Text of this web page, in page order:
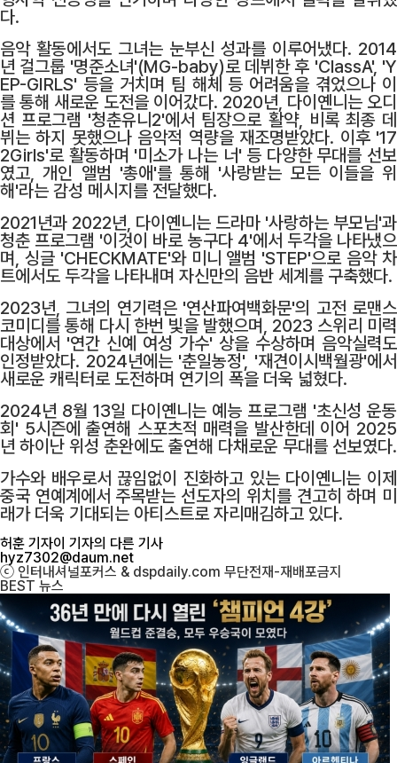
다.
음악 활동에서도 그녀는 눈부신 성과를 이루어냈다. 2014
년 걸그룹 '명준소녀'(MG-baby)로 데뷔한 후 'ClassA', 'Y
EP-GIRLS' 등을 거치며 팀 해체 등 어려움을 겪었으나 이
를 통해 새로운 도전을 이어갔다. 2020년, 다이옌니는 오디
션 프로그램 '청춘유니2'에서 팀장으로 활약, 비록 최종 데
뷔는 하지 못했으나 음악적 역량을 재조명받았다. 이후 '17
2Girls'로 활동하며 '미소가 나는 너' 등 다양한 무대를 선보
였고, 개인 앨범 '총애'를 통해 '사랑받는 모든 이들을 위
해'라는 감성 메시지를 전달했다.
2021년과 2022년, 다이옌니는 드라마 '사랑하는 부모님'과
청춘 프로그램 '이것이 바로 농구다 4'에서 두각을 나타냈으
며, 싱글 'CHECKMATE'와 미니 앨범 'STEP'으로 음악 차
트에서도 두각을 나타내며 자신만의 음반 세계를 구축했다.
2023년, 그녀의 연기력은 '연산파여백화문'의 고전 로맨스
코미디를 통해 다시 한번 빛을 발했으며, 2023 스위리 미력
대상에서 '연간 신예 여성 가수' 상을 수상하며 음악실력도
인정받았다. 2024년에는 '춘일농정', '재견이시백월광'에서
새로운 캐릭터로 도전하며 연기의 폭을 더욱 넓혔다.
2024년 8월 13일 다이옌니는 예능 프로그램 '초신성 운동
회' 5시즌에 출연해 스포츠적 매력을 발산한데 이어 2025
년 하이난 위성 춘완에도 출연해 다채로운 무대를 선보였다.
가수와 배우로서 끊임없이 진화하고 있는 다이옌니는 이제
중국 연예계에서 주목받는 선도자의 위치를 견고히 하며 미
래가 더욱 기대되는 아티스트로 자리매김하고 있다.
허훈 기자이 기자의 다른 기사
hyz7302@daum.net
ⓒ 인터내셔널포커스 & dspdaily.com 무단전재-재배포금지
BEST 뉴스